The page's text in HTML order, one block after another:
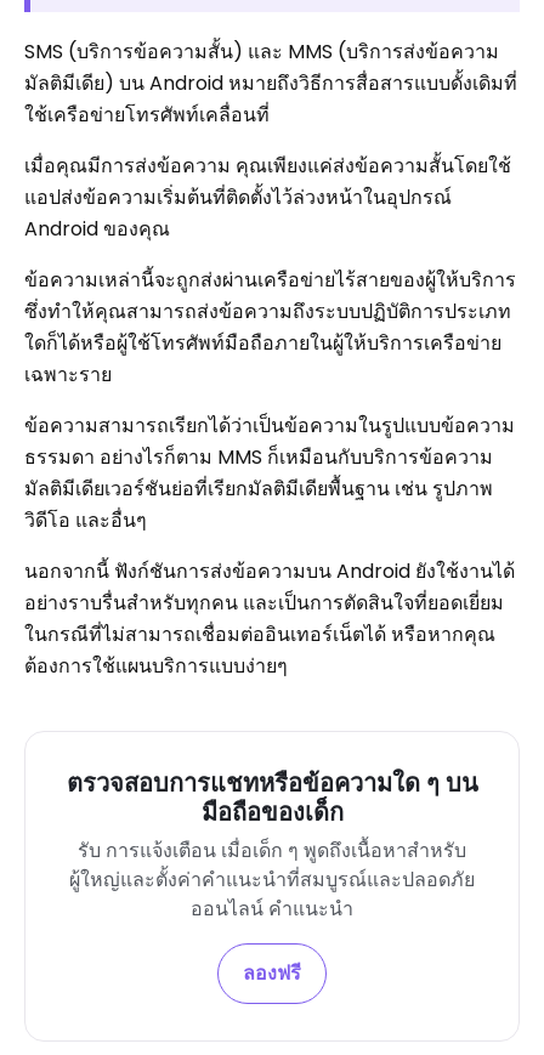
SMS (บริการข้อความสั้น) และ MMS (บริการส่งข้อความ
มัลติมีเดีย) บน Android หมายถึงวิธีการสื่อสารแบบดั้งเดิมที่
ใช้เครือข่ายโทรศัพท์เคลื่อนที่
เมื่อคุณมีการส่งข้อความ คุณเพียงแค่ส่งข้อความสั้นโดยใช้
แอปส่งข้อความเริ่มต้นที่ติดตั้งไว้ล่วงหน้าในอุปกรณ์
Android ของคุณ
ข้อความเหล่านี้จะถูกส่งผ่านเครือข่ายไร้สายของผู้ให้บริการ
ซึ่งทำให้คุณสามารถส่งข้อความถึงระบบปฏิบัติการประเภท
ใดก็ได้หรือผู้ใช้โทรศัพท์มือถือภายในผู้ให้บริการเครือข่าย
เฉพาะราย
ข้อความสามารถเรียกได้ว่าเป็นข้อความในรูปแบบข้อความ
ธรรมดา อย่างไรก็ตาม MMS ก็เหมือนกับบริการข้อความ
มัลติมีเดียเวอร์ชันย่อที่เรียกมัลติมีเดียพื้นฐาน เช่น รูปภาพ
วิดีโอ และอื่นๆ
นอกจากนี้ ฟังก์ชันการส่งข้อความบน Android ยังใช้งานได้
อย่างราบรื่นสำหรับทุกคน และเป็นการตัดสินใจที่ยอดเยี่ยม
ในกรณีที่ไม่สามารถเชื่อมต่ออินเทอร์เน็ตได้ หรือหากคุณ
ต้องการใช้แผนบริการแบบง่ายๆ
ตรวจสอบการแชทหรือข้อความใด ๆ บน
มือถือของเด็ก
รับ การแจ้งเตือน เมื่อเด็ก ๆ พูดถึงเนื้อหาสำหรับ
ผู้ใหญ่และตั้งค่าคำแนะนำที่สมบูรณ์และปลอดภัย
ออนไลน์ คำแนะนำ
ลองฟรี